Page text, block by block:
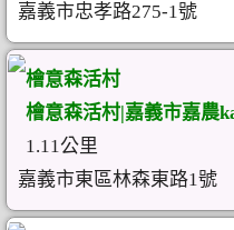
嘉義市忠孝路275-1號
檜意森活村
檜意森活村|嘉義市嘉農
1.11公里
嘉義市東區林森東路1號